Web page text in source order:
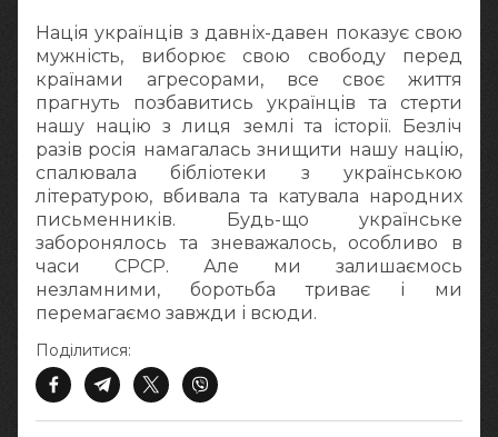
Нація українців з давніх-давен показує свою
мужність, виборює свою свободу перед
країнами агресорами, все своє життя
прагнуть позбавитись українців та стерти
нашу націю з лиця землі та історії. Безліч
разів росія намагалась знищити нашу націю,
спалювала бібліотеки з українською
літературою, вбивала та катувала народних
письменників. Будь-що українське
заборонялось та зневажалось, особливо в
часи СРСР. Але ми залишаємось
незламними, боротьба триває і ми
перемагаємо завжди і всюди.
Поділитися: